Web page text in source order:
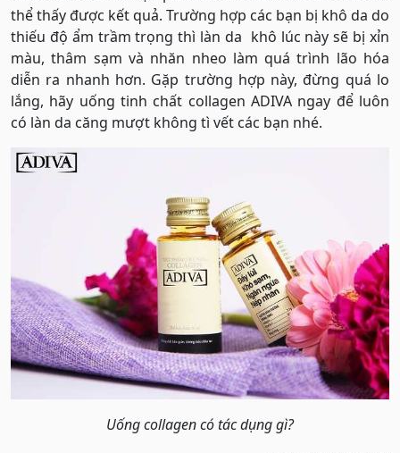
thể thấy được kết quả. Trường hợp các bạn bị khô da do
thiếu độ ẩm trầm trọng thì làn da khô lúc này sẽ bị xỉn
màu, thâm sạm và nhăn nheo làm quá trình lão hóa
diễn ra nhanh hơn. Gặp trường hợp này, đừng quá lo
lắng, hãy uống tinh chất collagen ADIVA ngay để luôn
có làn da căng mượt không tì vết các bạn nhé.
Uống collagen có tác dụng gì?